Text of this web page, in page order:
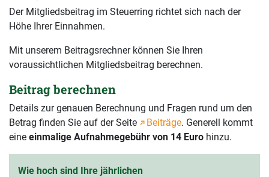
Der Mitgliedsbeitrag im Steuerring richtet sich nach der
Höhe Ihrer Einnahmen.
Mit unserem Beitragsrechner können Sie Ihren
voraussichtlichen Mitgliedsbeitrag berechnen.
Beitrag berechnen
Details zur genauen Berechnung und Fragen rund um den
Betrag finden Sie auf der Seite
Beiträge. Generell kommt
eine einmalige Aufnahmegebühr von 14 Euro hinzu.
Wie hoch sind Ihre jährlichen